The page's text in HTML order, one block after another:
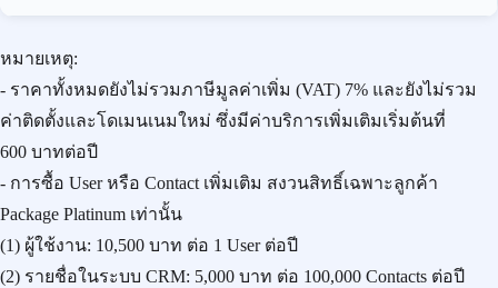
หมายเหตุ:
- ราคาทั้งหมดยังไม่รวมภาษีมูลค่าเพิ่ม (VAT) 7% และยังไม่รวม
ค่าติดตั้งและโดเมนเนมใหม่ ซึ่งมีค่าบริการเพิ่มเติมเริ่มต้นที่
600 บาทต่อปี
- การซื้อ User หรือ Contact เพิ่มเติม สงวนสิทธิ์เฉพาะลูกค้า
Package Platinum เท่านั้น
(1) ผู้ใช้งาน: 10,500 บาท ต่อ 1 User ต่อปี
(2) รายชื่อในระบบ CRM: 5,000 บาท ต่อ 100,000 Contacts ต่อปี